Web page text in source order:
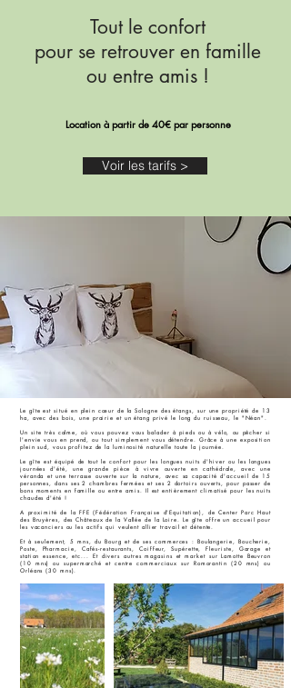
Tout le confort
pour se retrouver en famille
ou entre amis !
Location à partir de 40€ par personne
Voir les tarifs >
Le gîte est situé en plein cœur de la Sologne des étangs, sur une propriété de 13
ha, avec des bois, une prairie et un étang privé le long du ruisseau, le "Néan".
Un site très calme, où vous pouvez vous balader à pieds ou à vélo, ou pêcher si
l'envie vous en prend, ou tout simplement vous détendre. Grâce à une exposition
plein sud, vous profitez de la luminosité naturelle toute la journée.
Le gîte est équipé de tout le confort pour les longues nuits d'hiver ou les longues
journées d'été, une grande pièce à vivre ouverte en cathédrale, avec une
véranda et une terrasse ouverte sur la nature, avec sa capacité d'accueil de 15
personnes, dans ses 2 chambres fermées et ses 2 dortoirs ouverts, pour passer de
bons moments en famille ou entre amis. Il est entièrement climatisé pour les nuits
chaudes d'été !
A proximité de la FFE (Fédération Française d'Equitation), de Center Parc Haut
des Bruyères, des Châteaux de la Vallée de la Loire. Le gîte offre un accueil pour
les vacanciers ou les actifs qui veulent allier travail et détente.
Et à seulement, 5 mns, du Bourg et de ses commerces : Boulangerie, Boucherie,
Poste, Pharmacie, Cafés-restaurants, Coiffeur, Supérette, Fleuriste, Garage et
station essence, etc... Et divers autres magasins et market sur Lamotte Beuvron
(10 mns) ou supermarché et centre commerciaux sur Romorantin (20 mns) ou
Orléans (30 mns).